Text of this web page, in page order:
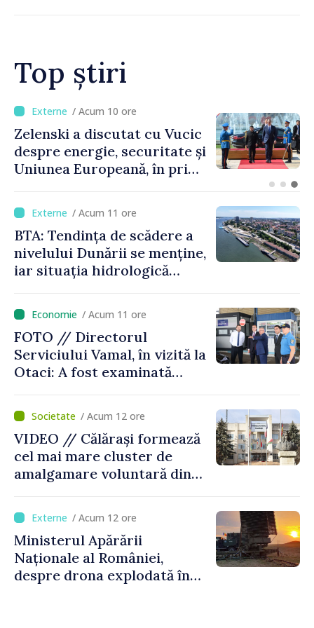
Top știri
/ Acum 6 ore
Bulgaria: Ambasadoarea
Ucrainei, convocată la
Ministerul de Externe în
/ Acum 11 ore
BTA: Tendința de scădere a
nivelului Dunării se menține,
iar situația hidrologică
/ Acum 11 ore
FOTO // Directorul
Serviciului Vamal, în vizită la
Otaci: A fost examinată
control vamal cu un scanner
performant/ Acum 12 ore
VIDEO // Călărași formează
cel mai mare cluster de
amalgamare voluntară din
orășenesc a aprobat decizia
finală
/ Acum 12 ore
Ministerul Apărării
Naționale al României,
despre drona explodată în